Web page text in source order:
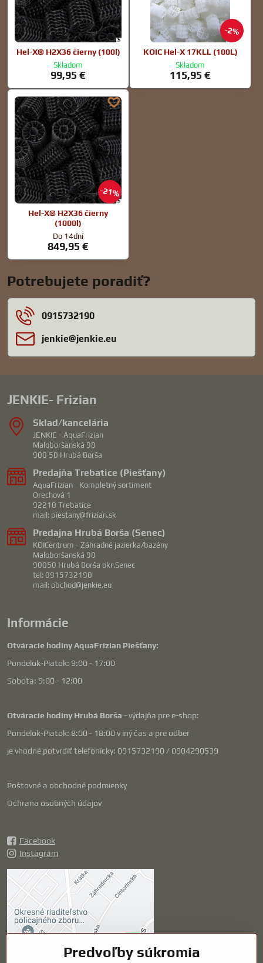
Hel-X® H2X36 čierny (100l)
Skladom
99,95 €
2%
KOIC Hel-X 17KLL (100L)
Skladom
115,95 €
21%
Hel-X® H2X36 čierny
(1000l)
Do 14dní
849,95 €
Potrebujete poradiť?
0915732190
jenkie​@jenkie​.eu
JENKIE- Frizian
Sklad/kancelária
JENKIE - AquaFrizian
Maloboršanská 98
900 50 Hrubá Borša
Predajňa Trebatice (Piešťany)
AquaFrizian - Kompletný sortiment
Orechová 1
92210 Trebatice
mail: piestany@frizian.sk
Predajna Hrubá Borša (Senec)
KOICentrum - Záhradné jazierka/bazény
Maloboršanská 98
90050 Hrubá Borša okr.Senec
tel: 0915732190
mail: obchod@jenkie.eu
Informácie
Otváracie hodiny AquaFrizian Piešťany:
Pondelok-Piatok: 9:00 - 17:00
Sobota: 9:00 - 12:00
Otváracie hodiny Hrubá Borša - výdajňa pre e-shop:
Pondelok-Piatok: 8:00 - 18:00 v iný čas a pre odber
je vhodné potvrdiť telefonicky: 0915732190 / 0904290539
Poštovné a obchodné podmienky
Ochrana osobných údajov
Facebook
Instagram
Externý obsah je
blokovaný Voľbami
súkromia
Prajete si načítať externý obsah?
Predvoľby súkromia